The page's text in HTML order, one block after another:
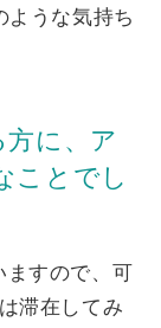
ような気持ち
に、ア
ことでし
ますので、可
滞在してみ